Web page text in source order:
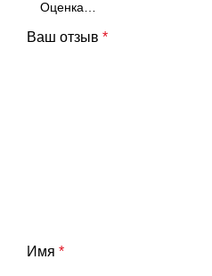
Ваш отзыв *
Имя *